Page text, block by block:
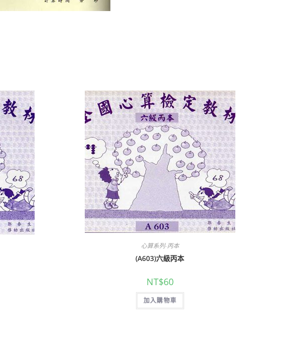
心算系列-丙本
(A603)六級丙本
NT$60
加入購物車